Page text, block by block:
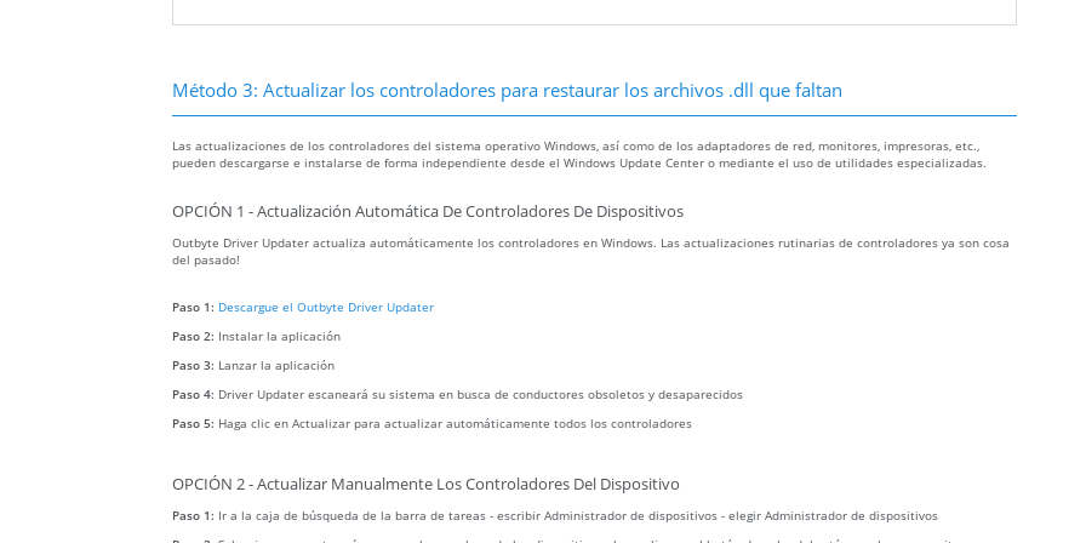
Método 3: Actualizar los controladores para restaurar los archivos .dll que faltan
Las actualizaciones de los controladores del sistema operativo Windows, así como de los adaptadores de red, monitores, impresoras, etc.,
pueden descargarse e instalarse de forma independiente desde el Windows Update Center o mediante el uso de utilidades especializadas.
OPCIÓN 1 - Actualización Automática De Controladores De Dispositivos
Outbyte Driver Updater actualiza automáticamente los controladores en Windows. Las actualizaciones rutinarias de controladores ya son cosa
del pasado!
Paso 1: Descargue el Outbyte Driver Updater
Paso 2: Instalar la aplicación
Paso 3: Lanzar la aplicación
Paso 4: Driver Updater escaneará su sistema en busca de conductores obsoletos y desaparecidos
Paso 5: Haga clic en Actualizar para actualizar automáticamente todos los controladores
OPCIÓN 2 - Actualizar Manualmente Los Controladores Del Dispositivo
Paso 1: Ir a la caja de búsqueda de la barra de tareas - escribir Administrador de dispositivos - elegir Administrador de dispositivos